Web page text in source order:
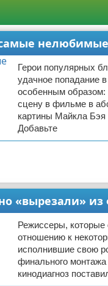
нелюбимые
Герои популярных
удачное попадание
особенным
сцену в фильме в
картины Майкла Бэя
Добавьте
«вырезали»
Режиссеры, которые
отношению к
исполнившие свою
финального
кинодиагноз